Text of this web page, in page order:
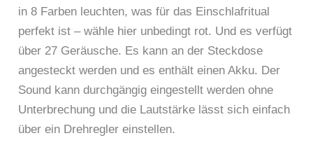
in 8 Farben leuchten, was für das Einschlafritual
perfekt ist – wähle hier unbedingt rot. Und es verfügt
über 27 Geräusche. Es kann an der Steckdose
angesteckt werden und es enthält einen Akku. Der
Sound kann durchgängig eingestellt werden ohne
Unterbrechung und die Lautstärke lässt sich einfach
über ein Drehregler einstellen.